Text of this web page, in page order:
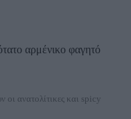
αρμένικο φαγητό
οι ανατολίτικες και spicy